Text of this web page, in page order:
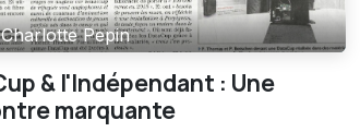
Pepin
& l'Indépendant : Une
marquante